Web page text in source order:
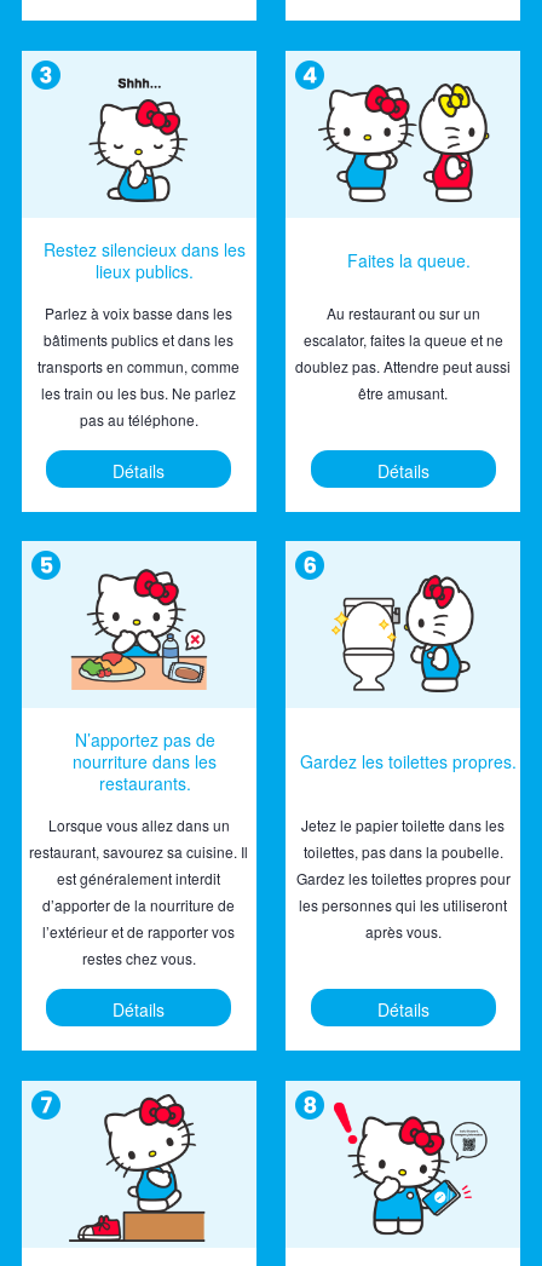
Restez silencieux dans les
lieux publics.
Parlez à voix basse dans les
bâtiments publics et dans les
transports en commun, comme
les train ou les bus. Ne parlez
pas au téléphone.
Détails
Faites la queue.
Au restaurant ou sur un
escalator, faites la queue et ne
doublez pas. Attendre peut aussi
être amusant.
Détails
N’apportez pas de
nourriture dans les
restaurants.
Lorsque vous allez dans un
restaurant, savourez sa cuisine. Il
est généralement interdit
d’apporter de la nourriture de
l’extérieur et de rapporter vos
restes chez vous.
Détails
Gardez les toilettes propres.
Jetez le papier toilette dans les
toilettes, pas dans la poubelle.
Gardez les toilettes propres pour
les personnes qui les utiliseront
après vous.
Détails